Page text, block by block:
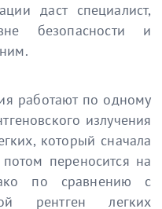
даст специалист,
безопасности и
работают по одному
излучения
который сначала
переносится на
по сравнению с
рентген легких